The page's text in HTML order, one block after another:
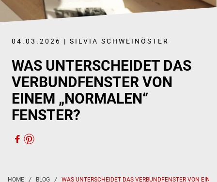
04.03.2026 | SILVIA SCHWEINÖSTER
WAS UNTERSCHEIDET DAS
VERBUNDFENSTER VON
EINEM „NORMALEN“
FENSTER?
WAS UNTERSCHEIDET DAS VERBUNDFENSTER VON